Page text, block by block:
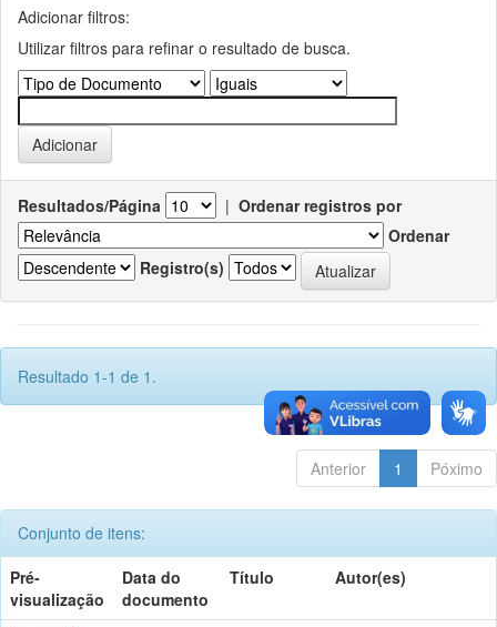
Adicionar filtros:
Utilizar filtros para refinar o resultado de busca.
Resultados/Página | Ordenar registros por
Ordenar
Registro(s)
Resultado 1-1 de 1.
Anterior 1 Póximo
Conjunto de itens:
Pré-
visualização
Data do
documento
Título Autor(es)